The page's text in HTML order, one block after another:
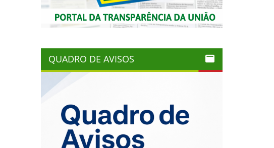
QUADRO DE AVISOS